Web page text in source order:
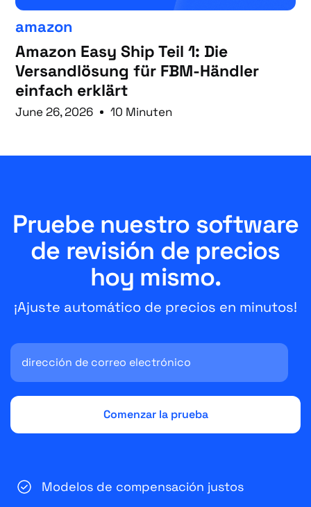
amazon
Amazon Easy Ship Teil 1: Die
Versandlösung für FBM-Händler
einfach erklärt
June 26, 2026 10 Minuten
Pruebe nuestro software
de revisión de precios
hoy mismo.
¡Ajuste automático de precios en minutos!
Modelos de compensación justos